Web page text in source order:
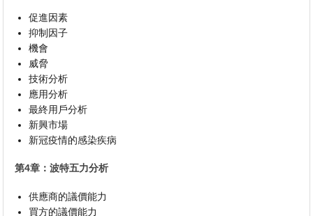
促進因素
抑制因子
機會
威脅
技術分析
應用分析
最終用戶分析
新興市場
新冠疫情的感染疾病
第4章：波特五力分析
供應商的議價能力
買方的議價能力